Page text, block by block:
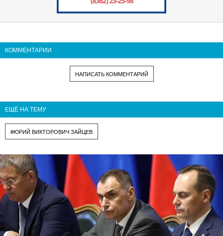
КОММЕНТАРИИ
НАПИСАТЬ КОММЕНТАРИЙ
ЕЩЁ НА ТЕМУ
#ЮРИЙ ВИКТОРОВИЧ ЗАЙЦЕВ